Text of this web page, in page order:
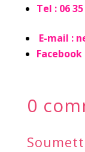
Tel : 06
E-mail :
Facebook
0